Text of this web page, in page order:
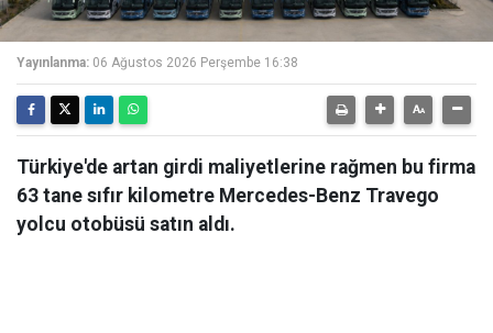
Yayınlanma: 06 Ağustos 2026 Perşembe 16:38
Türkiye'de artan girdi maliyetlerine rağmen bu firma
63 tane sıfır kilometre Mercedes-Benz Travego
yolcu otobüsü satın aldı.